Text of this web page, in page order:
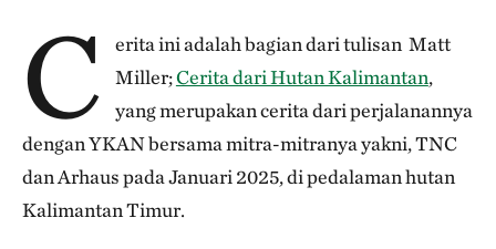
C
erita ini adalah bagian dari tulisan Matt
Miller;Cerita dari Hutan Kalimantan,
yang merupakan cerita dari perjalanannya
dengan YKAN bersama mitra-mitranya yakni, TNC
dan Arhaus pada Januari 2025, di pedalaman hutan
Kalimantan Timur.